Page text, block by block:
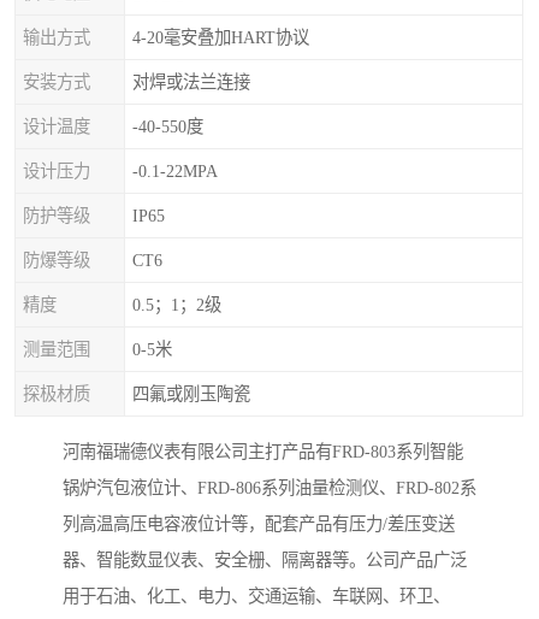
输出方式 4-20毫安叠加HART协议
安装方式 对焊或法兰连接
设计温度 -40-550度
设计压力 -0.1-22MPA
防护等级 IP65
防爆等级 CT6
精度 0.5；1；2级
测量范围 0-5米
探极材质 四氟或刚玉陶瓷
河南福瑞德仪表有限公司主打产品有FRD-803系列智能
锅炉汽包液位计、FRD-806系列油量检测仪、FRD-802系
列高温高压电容液位计等，配套产品有压力/差压变送
器、智能数显仪表、安全栅、隔离器等。公司产品广泛
用于石油、化工、电力、交通运输、车联网、环卫、